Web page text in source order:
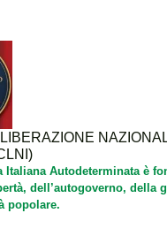
Italiana Autodeterminata è
dell’autogoverno, della
popolare.